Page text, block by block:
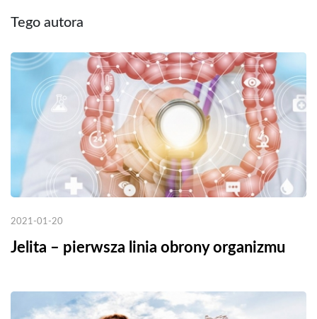
Tego autora
2021-01-20
Jelita – pierwsza linia obrony organizmu